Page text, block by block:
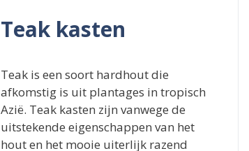
Teak kasten
Teak is een soort hardhout die
afkomstig is uit plantages in tropisch
Azië. Teak kasten zijn vanwege de
uitstekende eigenschappen van het
hout en het mooie uiterlijk razend